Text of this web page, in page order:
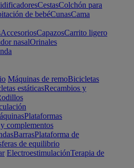
CestasColchón para
de bebéCunasCama
AccesoriosCapazosCarrito ligero
nasalOrinales
Máquinas de remoBicicletas
estáticasRecambios y
Plataformas
complementos
BarrasPlataforma de
de equilibrio
ElectroestimulaciónTerapia de